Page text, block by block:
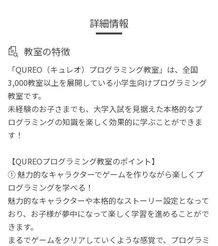
詳細情報
教室の特徴
「QUREO（キュレオ）プログラミング教室」は、全国
3,000教室以上を展開している小学生向けプログラミング
教室です。
未経験のお子さまでも、大学入試を見据えた本格的なプ
ログラミングの知識を楽しく効果的に学ぶことができま
す！
【QUREOプログラミング教室のポイント】
① 魅力的なキャラクターでゲームを作りながら楽しくプ
ログラミングを学べる！
魅力的なキャラクターや本格的なストーリー設定となって
おり、お子様が夢中になって楽しく学習を進めることがで
きます。
まるでゲームをクリアしていくような感覚で、プログラミ